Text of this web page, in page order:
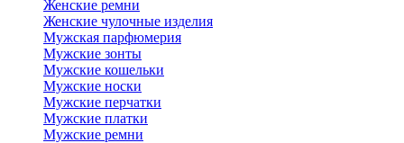
Женские ремни
Женские чулочные изделия
Мужская парфюмерия
Мужские зонты
Мужские кошельки
Мужские носки
Мужские перчатки
Мужские платки
Мужские ремни